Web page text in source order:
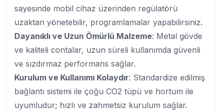
sayesinde mobil cihaz üzerinden regülatörü
uzaktan yönetebilir, programlamalar yapabilirsiniz.
Dayanıklı ve Uzun Ömürlü Malzeme: Metal gövde
ve kaliteli contalar, uzun süreli kullanımda güvenli
ve sızdırmaz performans sağlar.
Kurulum ve Kullanımı Kolaydır: Standardize edilmiş
bağlantı sistemi ile çoğu CO2 tüpü ve hortum ile
uyumludur; hızlı ve zahmetsiz kurulum sağlar.